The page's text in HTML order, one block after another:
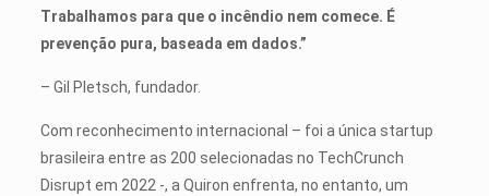
Trabalhamos para que o incêndio nem comece. É
prevenção pura, baseada em dados.”
– Gil Pletsch, fundador.
Com reconhecimento internacional – foi a única startup
brasileira entre as 200 selecionadas no TechCrunch
Disrupt em 2022 -, a Quiron enfrenta, no entanto, um